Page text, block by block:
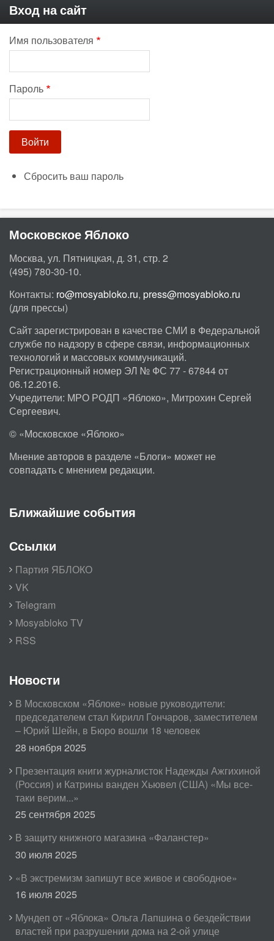
Вход на сайт
Имя пользователя
Пароль
Сбросить ваш пароль
Московское Яблоко
Москва, ул. Пятницкая, д. 31, стр. 2
(495) 780-30-10.
Контакты: ro@mosyabloko.ru, press@mosyabloko.ru
(для прессы)
Сайт зарегистрирован в качестве СМИ в Федеральной
службе по надзору в сфере связи, информационных
технологий и массовых коммуникаций.
Регистрационный номер ЭЛ № ФС 77 - 67844 от
06.12.2016.
Учредители: МРО РОДП «Яблоко», Митрохин Сергей
Сергеевич.
© «Московское «Яблоко»
Мнение авторов в разделе «Блоги» может не
совпадать с мнением редакции.
Ближайшие события
Ссылки
Партия ЯБЛОКО
VK
Telegram
Mosyabloko TV
RSS
Новости
В Московском «Яблоке» новые руководители:
председателем стал Кирилл Гончаров, заместителем
– Юрий Шейн, в Бюро вошли 18 человек
28 ноября 2025
Презентация книги журналисток Надежды Ажгихиной
(Россия) и Катрины ванден Хьювел (США) «Мы все-
таки верим...»
25 сентября 2025
В защиту книжного магазина «Фаланстер»
30 июля 2025
«В экстремизм запишут все живое и свободное»
16 июля 2025
Мундеп от «Яблока» Ольга Лапшина о бездействии
властей при разрушении дома на 2-ой улице